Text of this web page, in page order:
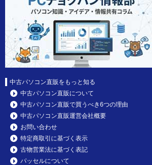
中古パソコン直販をもっと知る
中古パソコン直販について
中古パソコン直販で買うべき6つの理由
中古パソコン直販運営会社概要
お問い合わせ
特定商取引に基づく表示
古物営業法に基づく表記
パッセルについて